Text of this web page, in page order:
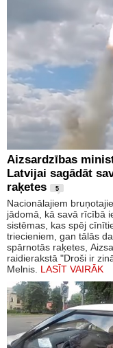
Aizsardzības
Latvijai sagādāt
raķetes
5
Nacionālajiem
jādomā, kā savā rīcībā
sistēmas, kas spēj
triecieniem, gan tālās
spārnotās raķetes,
raidierakstā "Droši ir
Melnis. LASĪT VAIRĀK